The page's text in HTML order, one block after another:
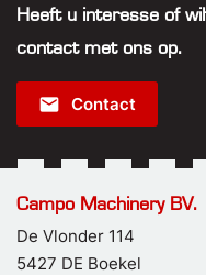
Heeft u interesse of
contact met ons op.
email Contact
Campo Machinery BV.
De Vlonder 114
5427 DE Boekel